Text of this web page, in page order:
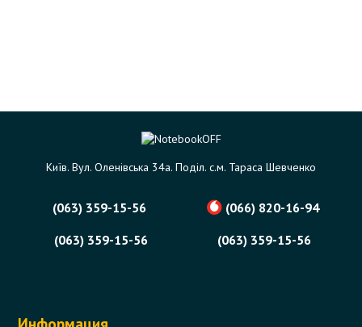
Київ. Вул. Оленівська 34а. Поділ. с.м. Тараса Шевченко
(063) 359-15-56
(066) 820-16-94
(063) 359-15-56
(063) 359-15-56